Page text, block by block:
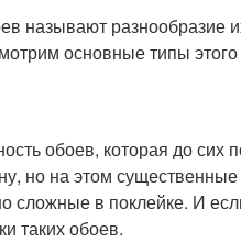
разнообразие
основные типы
обоев, которая до сих
но на этом существенные
сложные в поклейке. И
таких обоев.